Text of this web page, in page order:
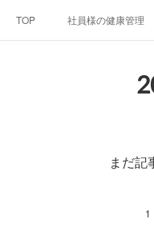
TOP 社員様の健康管理
まだ記
1